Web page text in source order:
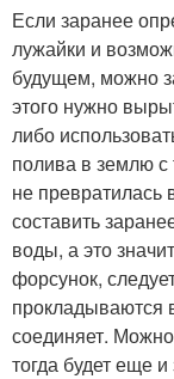
Если заранее
лужайки и
будущем, можно
этого нужно
либо
полива в землю
не превратилась
составить
воды, а это
форсунок,
прокладываются
соединяет.
тогда будет еще